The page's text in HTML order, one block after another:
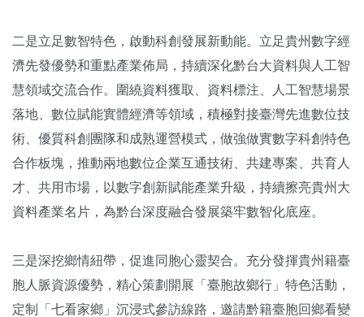
二是立足數智特色，啟動科創發展新動能。立足貴州數字經
濟先發優勢和重點產業佈局，持續深化黔台大資料與人工智
慧領域交流合作。圍繞資料獲取、資料標注、人工智慧場景
落地、數位賦能實體經濟等領域，積極對接臺灣先進數位技
術、優質科創團隊和成熟運營模式，做強做實數字科創特色
合作板塊，推動兩地數位企業互通技術、共建專案、共育人
才、共用市場，以數字創新賦能產業升級，持續擦亮貴州大
資料產業名片，為黔台深度融合發展築牢數智化底座。
三是深挖鄉情紐帶，促進同胞心靈契合。充分發揮貴州籍臺
胞人脈資源優勢，精心策劃開展「臺胞故鄉行」特色活動，
定制「七看家鄉」沉浸式參訪線路，邀請黔籍臺胞回鄉看變